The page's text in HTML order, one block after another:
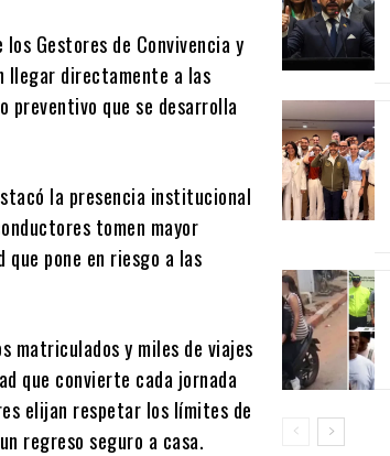
Gestores de Convivencia y
llegar directamente a las
preventivo que se desarrolla
la presencia institucional
tomen mayor
pone en riesgo a las
matriculados y miles de viajes
que convierte cada jornada
elijan respetar los límites de
regreso seguro a casa.